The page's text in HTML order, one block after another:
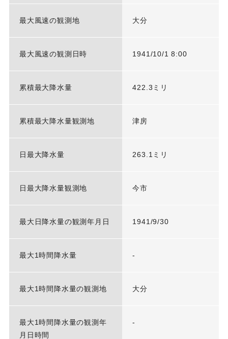
最大風速の観測地 大分
最大風速の観測日時 1941/10/1 8:00
累積最大降水量 422.3ミリ
累積最大降水量観測地 津房
日最大降水量 263.1ミリ
日最大降水量観測地 今市
最大日降水量の観測年月日 1941/9/30
最大1時間降水量 -
最大1時間降水量の観測地 大分
最大1時間降水量の観測年
月日時間
-